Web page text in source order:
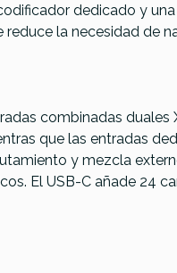
dedicado y
la necesidad de
combinadas
que las entradas
y mezcla
El USB-C añade 24